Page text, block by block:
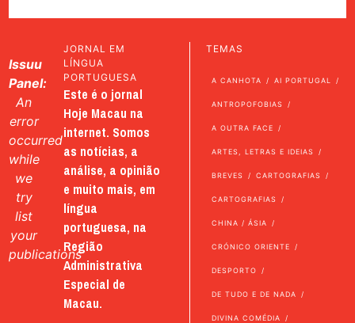
Issuu
Panel:
An
error
occurred
while
we
try
list
your
publications
JORNAL EM
LÍNGUA
PORTUGUESA
Este é o jornal
Hoje Macau na
internet. Somos
as notícias, a
análise, a opinião
e muito mais, em
língua
portuguesa, na
Região
Administrativa
Especial de
Macau.
TEMAS
A CANHOTA AI PORTUGAL
ANTROPOFOBIAS
A OUTRA FACE
ARTES, LETRAS E IDEIAS
BREVES CARTOGRAFIAS
CARTOGRAFIAS
CHINA / ÁSIA
CRÓNICO ORIENTE
DESPORTO
DE TUDO E DE NADA
DIVINA COMÉDIA